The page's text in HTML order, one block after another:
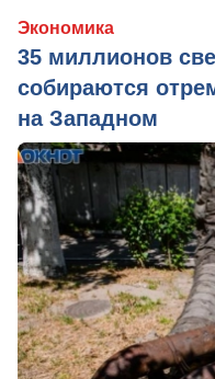
Экономика
35 миллионов
собираются
на Западном